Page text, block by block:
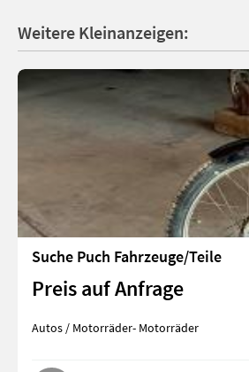
Weitere Kleinanzeigen:
Suche Puch Fahrzeuge/Teile
Preis auf Anfrage
Autos / Motorräder- Motorräder